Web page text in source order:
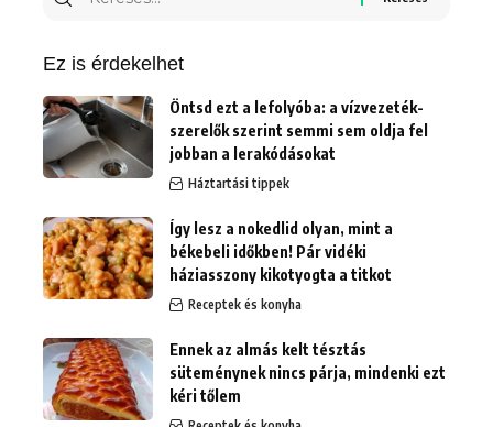
Ez is érdekelhet
Öntsd ezt a lefolyóba: a vízvezeték-
szerelők szerint semmi sem oldja fel
jobban a lerakódásokat
Háztartási tippek
Így lesz a nokedlid olyan, mint a
békebeli időkben! Pár vidéki
háziasszony kikotyogta a titkot
Receptek és konyha
Ennek az almás kelt tésztás
süteménynek nincs párja, mindenki ezt
kéri tőlem